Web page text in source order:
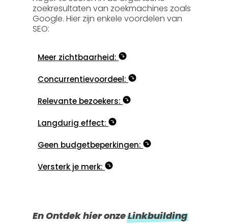
zoekresultaten van zoekmachines zoals
Google. Hier zijn enkele voordelen van
SEO:
Meer zichtbaarheid:
Concurrentievoordeel:
Relevante bezoekers:
Langdurig effect:
Geen budgetbeperkingen:
Versterk je merk:
En Ontdek hier onzeLinkbuilding